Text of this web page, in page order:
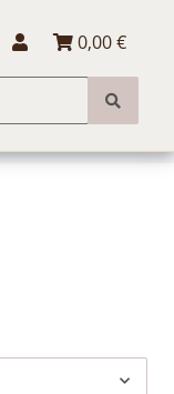
0,00 €